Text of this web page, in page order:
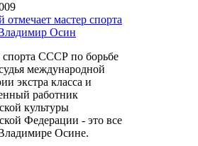
мастер спорта
Осин
спорта СССР по борьбе
международной
экстра класса и
работник
культуры
Федерации - это все
Осине.